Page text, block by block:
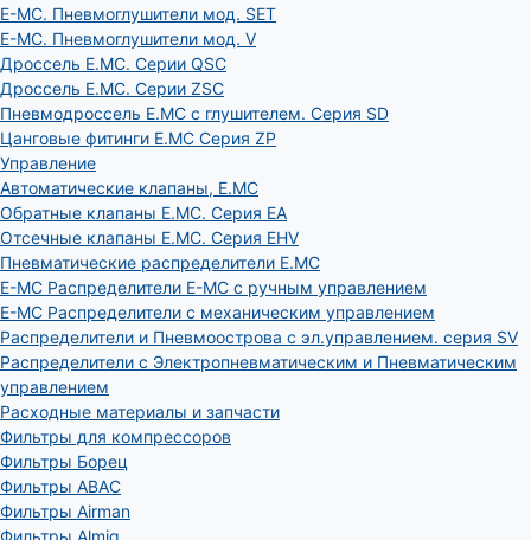
E-MC. Пневмоглушители мод. SET
E-MC. Пневмоглушители мод. V
Дроссель E.MC. Серии QSC
Дроссель E.MC. Серии ZSC
Пневмодроссель E.MC с глушителем. Серия SD
Цанговые фитинги E.MC Серия ZP
Управление
Автоматические клапаны, Е.МС
Обратные клапаны E.MC. Серия EA
Отсечные клапаны E.MC. Серия EHV
Пневматические распределители E.MC
E-MC Распределители E-MC с ручным управлением
E-MC Распределители с механическим управлением
Распределители и Пневмоострова с эл.управлением. серия SV
Распределители с Электропневматическим и Пневматическим
управлением
Расходные материалы и запчасти
Фильтры для компрессоров
Фильтры Борец
Фильтры ABAC
Фильтры Airman
Фильтры Almig